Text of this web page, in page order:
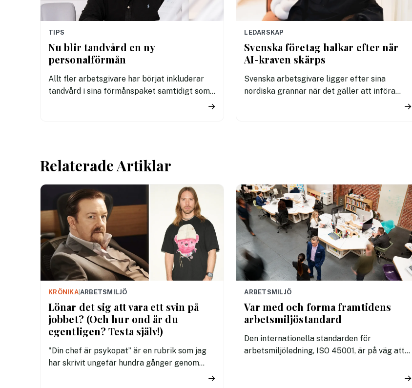
TIPS
Nu blir tandvård en ny
personalförmån
Allt fler arbetsgivare har börjat inkluderar
tandvård i sina förmånspaket samtidigt som
nära en miljon svenskar uppger att de avstår→
LEDARSKAP
Svenska företag halkar efter när
AI-kraven skärps
Svenska arbetsgivare ligger efter sina
nordiska grannar när det gäller att införa
→
Relaterade Artiklar
KRÖNIKA| ARBETSMILJÖ
Lönar det sig att vara ett svin på
jobbet? (Och hur ond är du
egentligen? Testa själv!)
"Din chef är psykopat” är en rubrik som jag
har skrivit ungefär hundra gånger genom
→
ARBETSMILJÖ
Var med och forma framtidens
arbetsmiljöstandard
Den internationella standarden för
arbetsmiljöledning, ISO 45001, är på väg att
→